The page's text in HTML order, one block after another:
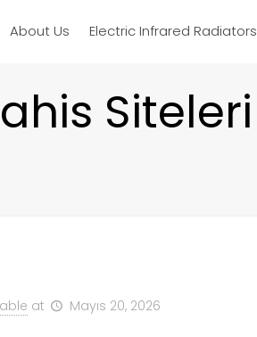
About Us Electric Infrared Radiators
at Mayıs 20, 2026